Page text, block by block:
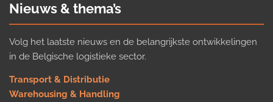
Nieuws & thema’s
Volg het laatste nieuws en de belangrijkste ontwikkelingen
in de Belgische logistieke sector.
Transport & Distributie
Warehousing & Handling